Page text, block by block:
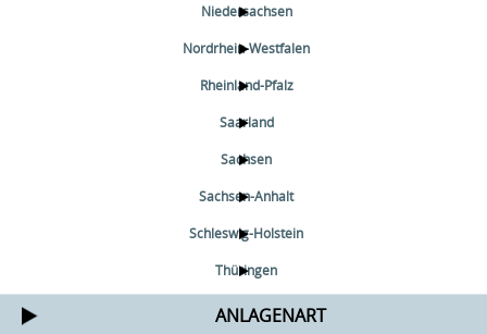
Niedersachsen
Nordrhein-Westfalen
Rheinland-Pfalz
Saarland
Sachsen
Sachsen-Anhalt
Schleswig-Holstein
Thüringen
ANLAGENART